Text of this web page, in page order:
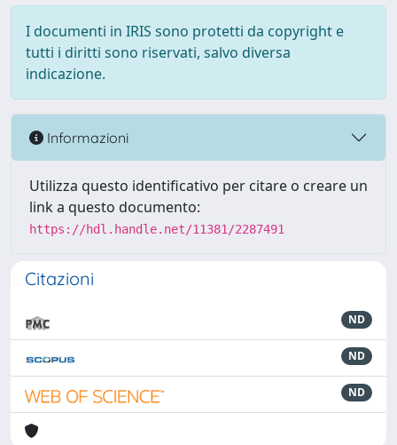
I documenti in IRIS sono protetti da copyright e
tutti i diritti sono riservati, salvo diversa
indicazione.
Informazioni
Utilizza questo identificativo per citare o creare un
link a questo documento:
https://hdl.handle.net/11381/2287491
Citazioni
ND
ND
ND